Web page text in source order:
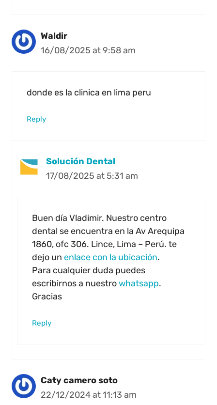
Waldir
16/08/2025 at 9:58 am
donde es la clinica en lima peru
Reply
Solución Dental
17/08/2025 at 5:31 am
Buen día Vladimir. Nuestro centro
dental se encuentra en la Av Arequipa
1860, ofc 306. Lince, Lima – Perú. te
dejo un enlace con la ubicación.
Para cualquier duda puedes
escribirnos a nuestrowhatsapp.
Gracias
Reply
Caty camero soto
22/12/2024 at 11:13 am